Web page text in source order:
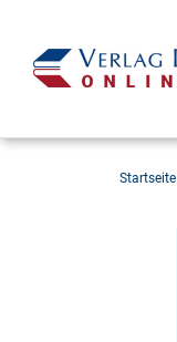
Startseite